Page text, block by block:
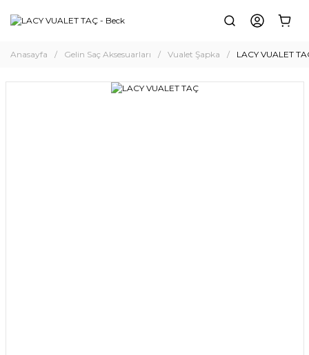
Anasayfa Gelin Saç Aksesuarları Vualet Şapka LACY VUALET